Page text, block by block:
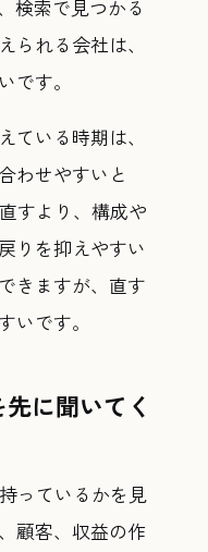
検索で見つかる
られる会社は、
です。
ている時期は、
わせやすいと
すより、構成や
りを抑えやすい
きますが、直す
いです。
に聞いてく
っているかを見
顧客、収益の作